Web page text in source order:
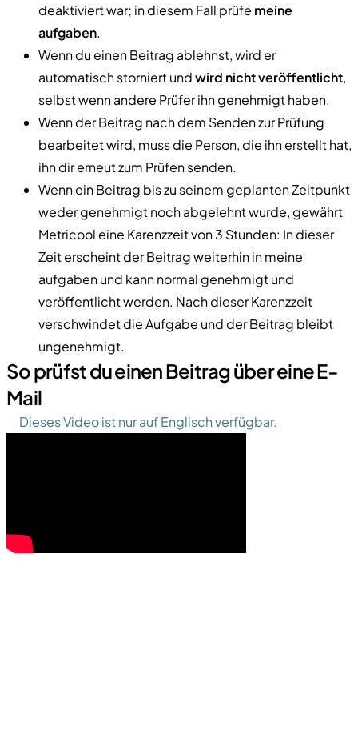
deaktiviert war; in diesem Fall prüfe meine
aufgaben.
Wenn du einen Beitrag ablehnst, wird er
automatisch storniert undwird nicht veröffentlicht,
selbst wenn andere Prüfer ihn genehmigt haben.
Wenn der Beitrag nach dem Senden zur Prüfung
bearbeitet wird, muss die Person, die ihn erstellt hat,
ihn dir erneut zum Prüfen senden.
Wenn ein Beitrag bis zu seinem geplanten Zeitpunkt
weder genehmigt noch abgelehnt wurde, gewährt
Metricool eine Karenzzeit von 3 Stunden: In dieser
Zeit erscheint der Beitrag weiterhin in meine
aufgaben und kann normal genehmigt und
veröffentlicht werden. Nach dieser Karenzzeit
verschwindet die Aufgabe und der Beitrag bleibt
ungenehmigt.
So prüfst du einen Beitrag über eine E-
Mail
Dieses Video ist nur auf Englisch verfügbar.